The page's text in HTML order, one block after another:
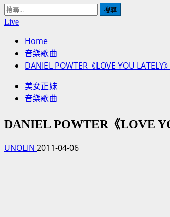
搜
尋
Live
Home
音樂歌曲
DANIEL POWTER《LOVE YOU
美女正妹
音樂歌曲
DANIEL POWTER《LOVE
UNOLIN 2011-04-06